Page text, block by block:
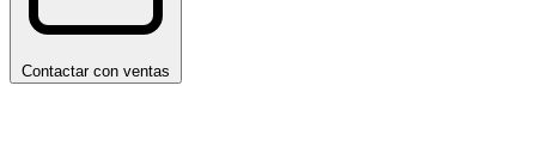
Contactar con ventas